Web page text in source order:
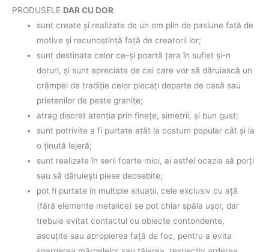
PRODUSELE DAR CU DOR
sunt create şi realizate de un om plin de pasiune faţă de
motive şi recunoştinţă faţă de creatorii lor;
sunt destinate celor ce-şi poartă ţara în suflet şi-n
doruri, şi sunt apreciate de cei care vor să dăruiască un
crâmpei de tradiţie celor plecaţi departe de casă sau
prietenilor de peste graniţe;
atrag discret atenţia prin fineţe, simetrii, şi bun gust;
sunt potrivite a fi purtate atât la costum popular cât şi la
o ţinută lejeră;
sunt realizate în serii foarte mici, ai astfel ocazia să porţi
sau să dăruieşti piese deosebite;
pot fi purtate în multiple situaţii, cele exclusiv cu aţă
(fără elemente metalice) se pot chiar spăla uşor, dar
trebuie evitat contactul cu obiecte contondente,
ascuţite sau apropierea faţă de foc, pentru a evita